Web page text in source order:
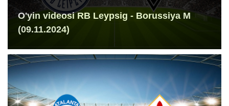
O'yin videosi RB Leypsig - Borussiya M
(09.11.2024)